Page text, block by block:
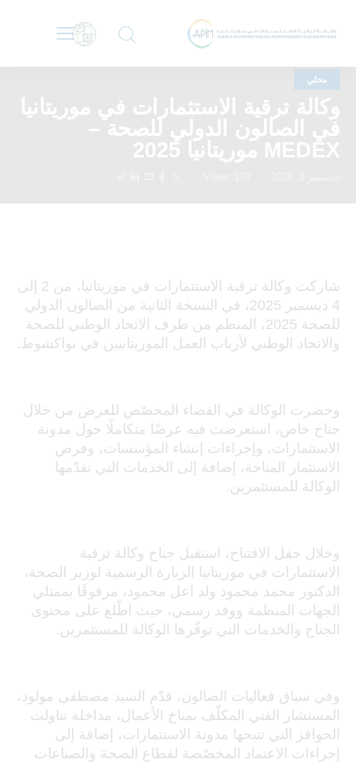
محلي
شاركت وكالة ترقية الاستثمارات في موريتانيا، من 2 إلى
4 ديسمبر 2025، في النسخة الثانية من الصالون الدولي
للصحة 2025، المنظم من طرف الاتحاد الوطني للصحة
والاتحاد الوطني لأرباب العمل الموريتانيين في نواكشوط.
وحضرت الوكالة في الفضاء المخصّص للعرض من خلال
جناح خاص، استعرضت فيه عرضًا متكاملًا حول مدونة
الاستثمارات، وإجراءات إنشاء المؤسسات، وفرص
الاستثمار المتاحة، إضافة إلى الخدمات التي تقدّمها
الوكالة للمستثمرين.
وخلال حفل الافتتاح، استقبل جناح وكالة ترقية
الاستثمارات في موريتانيا الزيارة الرسمية لوزير الصحة،
الدكتور محمد محمود ولد اعل محمود، مرفوقًا بممثلي
الجهات المنظمة ووفد رسمي، حيث اطّلع على محتوى
الجناح والخدمات التي توفّرها الوكالة للمستثمرين.
وفي سياق فعاليات الصالون، قدّم السيد مصطفى مولود،
المستشار الفني المكلّف بمناخ الأعمال، مداخلة تناولت
الحوافز التي تتيحها مدونة الاستثمارات، إضافة إلى
إجراءات الاعتماد المخصّصة لقطاع الصحة والصناعات